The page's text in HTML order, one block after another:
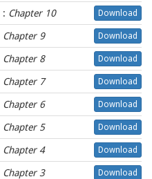
: Chapter 10 Download
Chapter 9 Download
Chapter 8 Download
Chapter 7 Download
Chapter 6 Download
Chapter 5 Download
Chapter 4 Download
Chapter 3 Download